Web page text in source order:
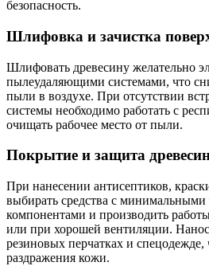
безопасность.
Шлифовка и зачистка
Шлифовать древесину желательно
пылеудаляющими системами, что
пыли в воздухе. При отсутствии
системы необходимо работать с
очищать рабочее место от пыли.
Покрытие и защита
При нанесении антисептиков,
выбирать средства с
компонентами и производить
или при хорошей вентиляции.
резиновых перчатках и спецодежде,
раздражения кожи.